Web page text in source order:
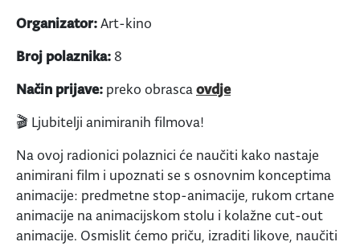
Organizator:Art-kino
Broj polaznika: 8
Način prijave: preko obrascaovdje
🎬 Ljubitelji animiranih filmova!
Na ovoj radionici polaznici će naučiti kako nastaje
animirani film i upoznati se s osnovnim konceptima
animacije: predmetne stop-animacije, rukom crtane
animacije na animacijskom stolu i kolažne cut-out
animacije. Osmislit ćemo priču, izraditi likove, naučiti